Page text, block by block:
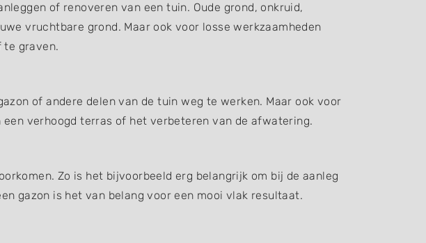
of renoveren van een tuin. Oude grond, onkruid,
vruchtbare grond. Maar ook voor losse werkzaamheden
te graven.
of andere delen van de tuin weg te werken. Maar ook voor
verhoogd terras of het verbeteren van de afwatering.
Zo is het bijvoorbeeld erg belangrijk om bij de aanleg
gazon is het van belang voor een mooi vlak resultaat.